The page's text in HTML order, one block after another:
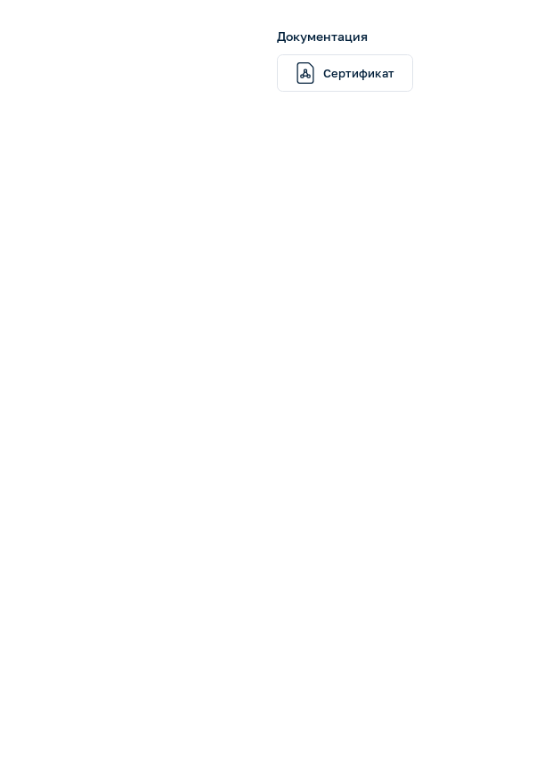
Документация
Сертификат